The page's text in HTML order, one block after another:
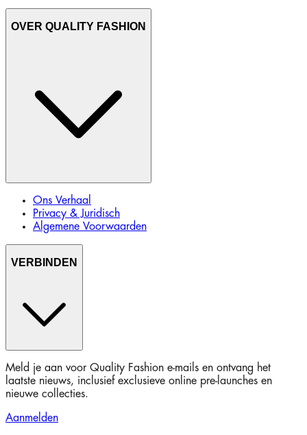
OVER QUALITY FASHION
Ons Verhaal
Privacy & Juridisch
Algemene Voorwaarden
VERBINDEN
Meld je aan voor Quality Fashion e-mails en ontvang het
laatste nieuws, inclusief exclusieve online pre-launches en
nieuwe collecties.
Aanmelden